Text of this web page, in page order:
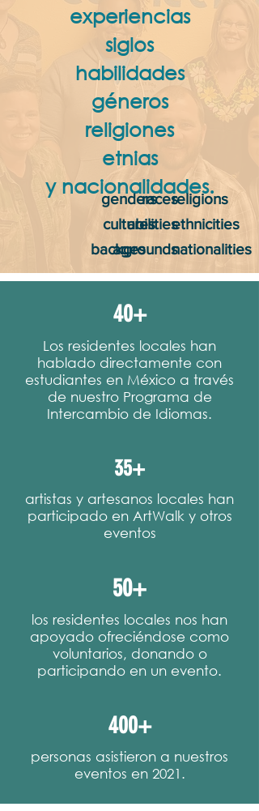
experiencias
siglos
habilidades
géneros
religiones
etnias
y nacionalidades.
genders
cultures
ages
religions
ethnicities
nationalities
races
abilities
backgrounds
40+
Los residentes locales han
hablado directamente con
estudiantes en México a través
de nuestro Programa de
Intercambio de Idiomas.
35+
artistas y artesanos locales han
participado en ArtWalk y otros
eventos
50+
los residentes locales nos han
apoyado ofreciéndose como
voluntarios, donando o
participando en un evento.
400+
personas asistieron a nuestros
eventos en 2021.